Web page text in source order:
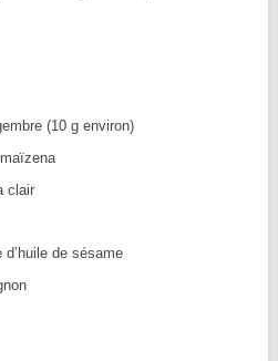
(10 g environ)
clair
de sésame